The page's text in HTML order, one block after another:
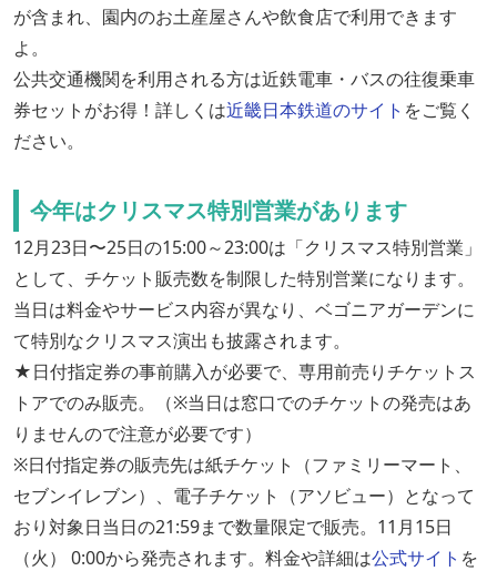
が含まれ、園内のお土産屋さんや飲食店で利用できます
よ。
公共交通機関を利用される方は近鉄電車・バスの往復乗車
券セットがお得！詳しくは近畿日本鉄道のサイト をご覧く
ださい。
今年はクリスマス特別営業があります
12月23日〜25日の15:00～23:00は「クリスマス特別営業」
として、チケット販売数を制限した特別営業になります。
当日は料金やサービス内容が異なり、ベゴニアガーデンに
て特別なクリスマス演出も披露されます。
★日付指定券の事前購入が必要で、専用前売りチケットス
トアでのみ販売。（※当日は窓口でのチケットの発売はあ
りませんので注意が必要です）
※日付指定券の販売先は紙チケット（ファミリーマート、
セブンイレブン）、電子チケット（アソビュー）となって
おり対象日当日の21:59まで数量限定で販売。11月15日
（火） 0:00から発売されます。料金や詳細は公式サイト を